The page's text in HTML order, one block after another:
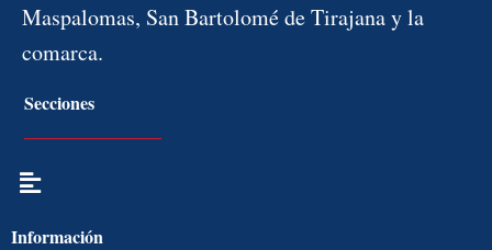
Maspalomas, San Bartolomé de Tirajana y la
comarca.
Secciones
Menú
Información